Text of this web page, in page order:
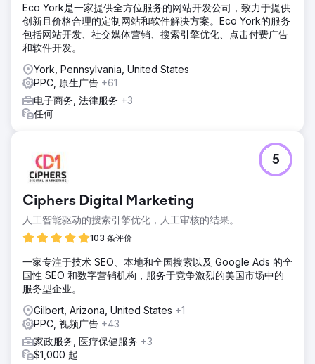
Eco York是一家提供全方位服务的网站开发公司，致力于提供
创新且价格合理的定制网站和软件解决方案。Eco York的服务
包括网站开发、社交媒体营销、搜索引擎优化、点击付费广告
和软件开发。
York, Pennsylvania, United States
PPC, 原生广告 +61
电子商务, 法律服务 +3
任何
Ciphers Digital Marketing
人工智能驱动的搜索引擎优化，人工审核的结果。
103 条评价
5
一家专注于技术 SEO、本地和全国搜索以及 Google Ads 的全
国性 SEO 和数字营销机构，服务于竞争激烈的美国市场中的
服务型企业。
Gilbert, Arizona, United States +1
PPC, 视频广告 +43
家政服务, 医疗保健服务 +3
$1,000 起